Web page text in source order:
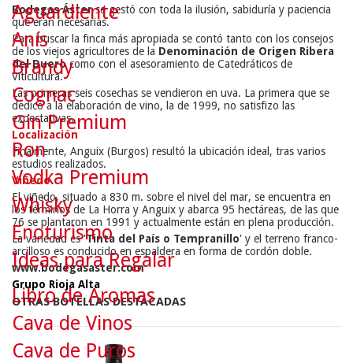
Bodegas Ásterse gestó con toda la ilusión, sabiduría y paciencia
que eran necesarias.
Para buscar la finca más apropiada se contó tanto con los consejos
de los viejos agricultores de la Denominación de Origen Ribera
del Duerocomo con el asesoramiento de Catedráticos de
Viticultura.
Las primeras seis cosechas se vendieron en uva. La primera que se
dedicó a la elaboración de vino, la de 1999, no satisfizo las
expectativas.
Localización
Finalmente, Anguix (Burgos) resultó la ubicación ideal, tras varios
estudios realizados.
Viñedo
El viñedo, situado a 830 m. sobre el nivel del mar, se encuentra en
los términos de La Horra y Anguix y abarca 95 hectáreas, de las que
76 se plantaron en 1991 y actualmente están en plena producción.
La variedad es 'Tinta del País o Tempranillo' y el terreno franco-
arcilloso es conducido en espaldera en forma de cordón doble.
www.bodegasaster.com
Grupo Rioja Alta
OTRAS BOTELLAS DESTACADAS
Aguardiente
Anís
Brandy
Cognac
Gin Premium
Ron
Vodka Premium
Whisky
Enoturismo
Ideas para Regalar
Libro de Aromas
Cava de Vinos
Cava de Puros